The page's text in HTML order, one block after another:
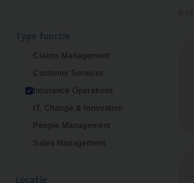
Claims Management
Customer Services
Insurance Operations
IT, Change & Innovation
People Management
Sales Management